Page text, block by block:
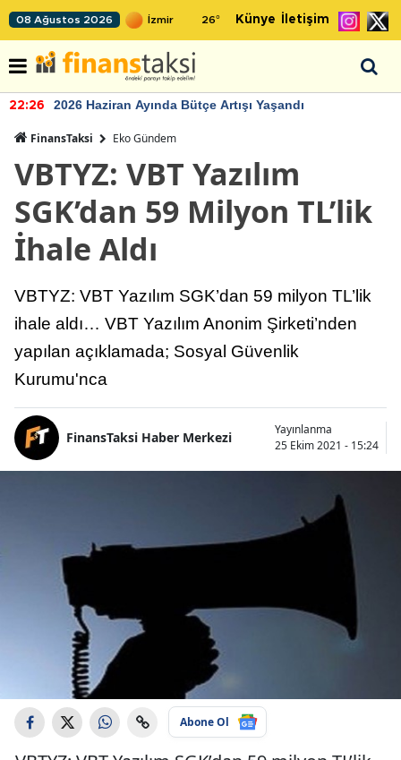
08 Ağustos 2026 26° Künye İletişim
22:26 2026 Haziran Ayında Bütçe Artışı Yaşandı
FinansTaksi Eko Gündem
VBTYZ: VBT Yazılım
SGK’dan 59 Milyon TL’lik
İhale Aldı
VBTYZ: VBT Yazılım SGK’dan 59 milyon TL’lik
ihale aldı… VBT Yazılım Anonim Şirketi’nden
yapılan açıklamada; Sosyal Güvenlik
Kurumu'nca
FinansTaksi Haber Merkezi
Yayınlanma
25 Ekim 2021 - 15:24
Abone Ol